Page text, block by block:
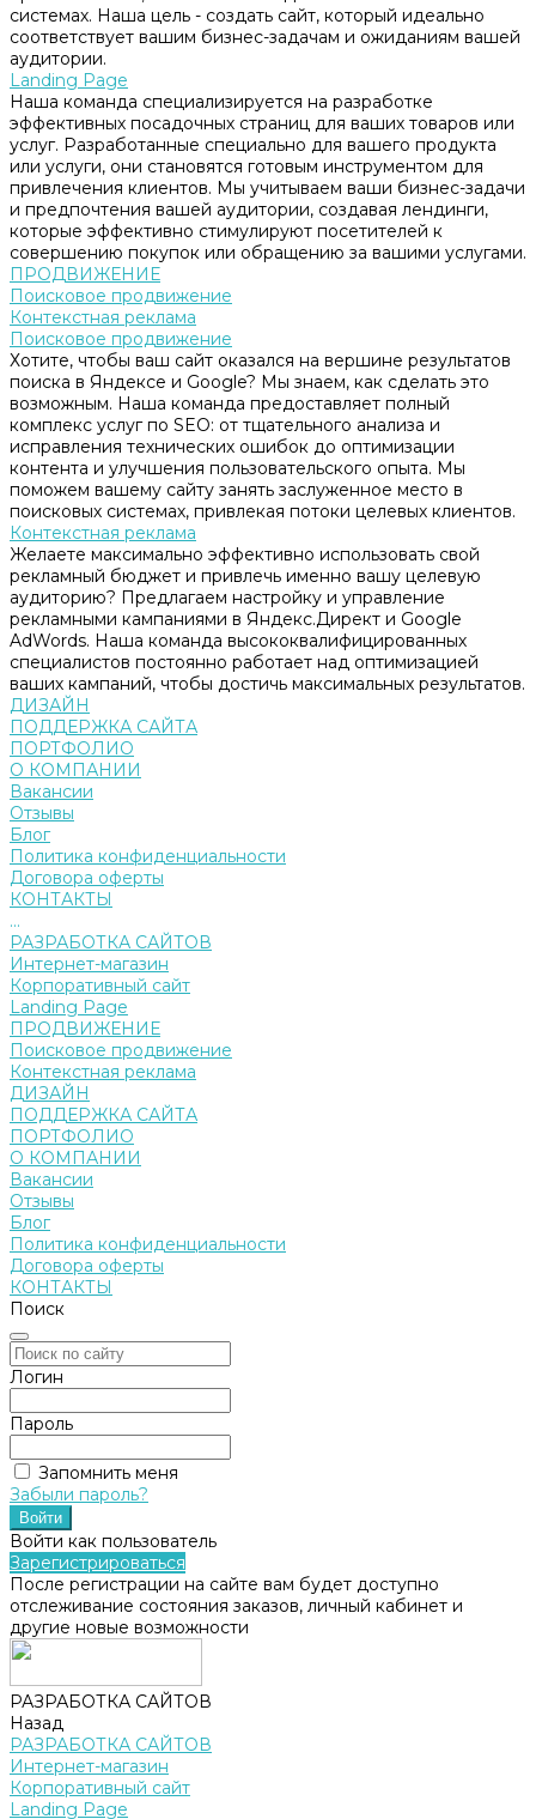
системах. Наша цель - создать сайт, который идеально
соответствует вашим бизнес-задачам и ожиданиям вашей
аудитории.
Landing Page
Наша команда специализируется на разработке
эффективных посадочных страниц для ваших товаров или
услуг. Разработанные специально для вашего продукта
или услуги, они становятся готовым инструментом для
привлечения клиентов. Мы учитываем ваши бизнес-задачи
и предпочтения вашей аудитории, создавая лендинги,
которые эффективно стимулируют посетителей к
совершению покупок или обращению за вашими услугами.
ПРОДВИЖЕНИЕ
Поисковое продвижение
Контекстная реклама
Поисковое продвижение
Хотите, чтобы ваш сайт оказался на вершине результатов
поиска в Яндексе и Google? Мы знаем, как сделать это
возможным. Наша команда предоставляет полный
комплекс услуг по SEO: от тщательного анализа и
исправления технических ошибок до оптимизации
контента и улучшения пользовательского опыта. Мы
поможем вашему сайту занять заслуженное место в
поисковых системах, привлекая потоки целевых клиентов.
Контекстная реклама
Желаете максимально эффективно использовать свой
рекламный бюджет и привлечь именно вашу целевую
аудиторию? Предлагаем настройку и управление
рекламными кампаниями в Яндекс.Директ и Google
AdWords. Наша команда высококвалифицированных
специалистов постоянно работает над оптимизацией
ваших кампаний, чтобы достичь максимальных результатов.
ДИЗАЙН
ПОДДЕРЖКА САЙТА
ПОРТФОЛИО
О КОМПАНИИ
Вакансии
Отзывы
Блог
Политика конфиденциальности
Договора оферты
КОНТАКТЫ
...
РАЗРАБОТКА САЙТОВ
Интернет-магазин
Корпоративный сайт
Landing Page
ПРОДВИЖЕНИЕ
Поисковое продвижение
Контекстная реклама
ДИЗАЙН
ПОДДЕРЖКА САЙТА
ПОРТФОЛИО
О КОМПАНИИ
Вакансии
Отзывы
Блог
Политика конфиденциальности
Договора оферты
КОНТАКТЫ
Поиск
Логин
Пароль
Запомнить меня
Забыли пароль?
Войти как пользователь
Зарегистрироваться
После регистрации на сайте вам будет доступно
отслеживание состояния заказов, личный кабинет и
другие новые возможности
РАЗРАБОТКА САЙТОВ
Назад
РАЗРАБОТКА САЙТОВ
Интернет-магазин
Корпоративный сайт
Landing Page